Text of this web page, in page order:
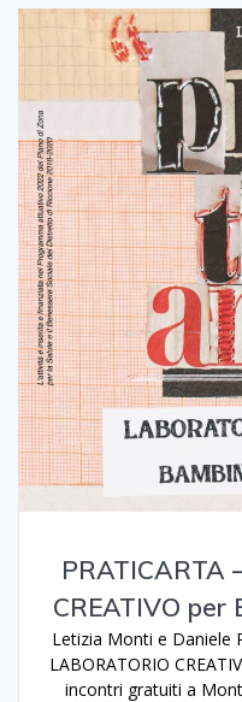
PRATICARTA
CREATIVO per
Letizia Monti e Daniele
LABORATORIO
incontri gratuiti a